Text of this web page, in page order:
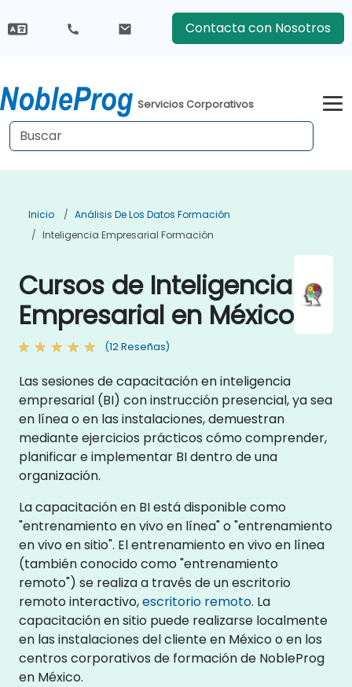
Contacta con Nosotros
Servicios Corporativos
Inicio
Análisis De Los Datos Formación
Inteligencia Empresarial Formación
Cursos de Inteligencia
Empresarial en México
(12 Reseñas)
Las sesiones de capacitación en inteligencia
empresarial (BI) con instrucción presencial, ya sea
en línea o en las instalaciones, demuestran
mediante ejercicios prácticos cómo comprender,
planificar e implementar BI dentro de una
organización.
La capacitación en BI está disponible como
"entrenamiento en vivo en línea" o "entrenamiento
en vivo en sitio". El entrenamiento en vivo en línea
(también conocido como "entrenamiento
remoto") se realiza a través de un escritorio
remoto interactivo,escritorio remoto. La
capacitación en sitio puede realizarse localmente
en las instalaciones del cliente en México o en los
centros corporativos de formación de NobleProg
en México.